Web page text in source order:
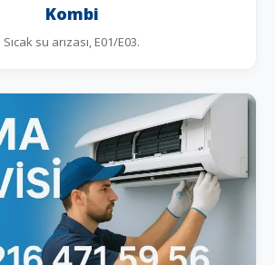
Kombi
Sıcak su arızası, E01/E03.